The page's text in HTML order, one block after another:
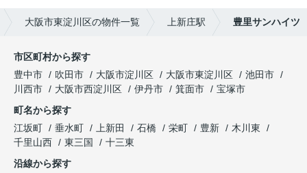
大阪市東淀川区の物件一覧 上新庄駅 豊里サンハイツ
市区町村から探す
豊中市
吹田市 大阪市淀川区 大阪市東淀川区
池田市
川西市
大阪市西淀川区 伊丹市 箕面市
宝塚市
町名から探す
江坂町
垂水町 上新田 石橋 栄町 豊新
木川東
千里山西
東三国
十三東
沿線から探す